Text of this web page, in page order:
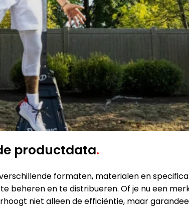
productdata.
formaten, materialen en
beheren en te distribueren. Of je nu een
niet alleen de efficiëntie, maar